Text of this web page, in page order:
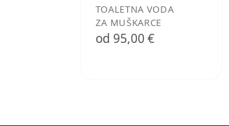
TOALETNA VODA
ZA MUŠKARCE
od 95,00 €